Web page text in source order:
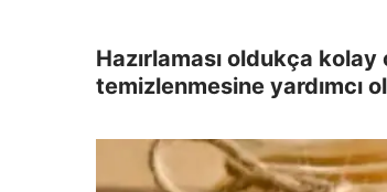
Hazırlaması oldukça
temizlenmesine yardımcı